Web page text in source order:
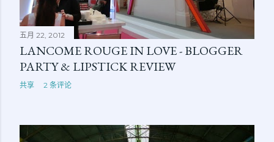
五月 22, 2012
LANCOME ROUGE IN LOVE - BLOGGER
PARTY & LIPSTICK REVIEW
共享 2 条评论